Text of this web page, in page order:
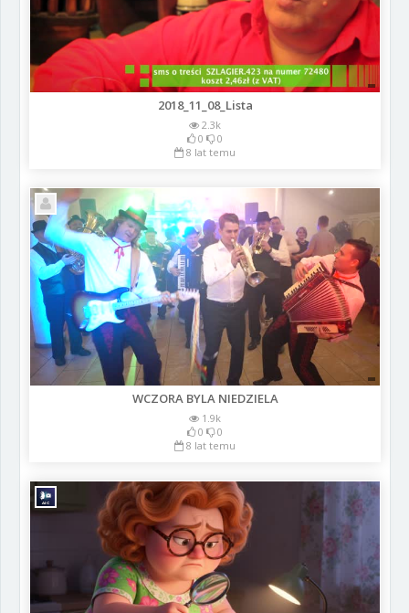
2018_11_08_Lista
2.3k
0
0
8 lat temu
WCZORA BYLA NIEDZIELA
1.9k
0
0
8 lat temu